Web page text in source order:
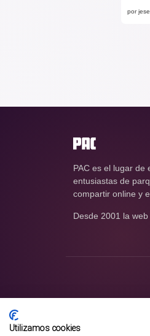
por
PAC es el lugar de
entusiastas de
compartir online y
Desde 2001 la
Utilizamos cookies